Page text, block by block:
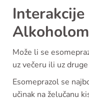
Interakcije
Može li se
uz večeru ili uz
Esomeprazol se
učinak na želučanu